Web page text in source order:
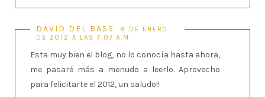
DAVID DEL BASS
8 DE ENERO
DE 2012 A LAS 7:07 A.M.
Esta muy bien el blog, no lo conocía hasta ahora,
me pasaré más a menudo a leerlo. Aprovecho
para felicitarte el 2012, un saludo!!